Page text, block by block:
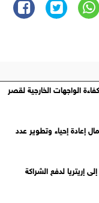
الواجهات الخارجية لقصر
إعادة إحياء وتطوير عدد
إريتريا لدفع الشراكة